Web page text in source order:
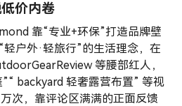
价内卷
靠“专业+环保”打造品牌壁
户外·轻旅行”的生活理念，在
等腰部红人，
backyard 轻奢露营布置” 等视
次，靠评论区满满的正面反馈